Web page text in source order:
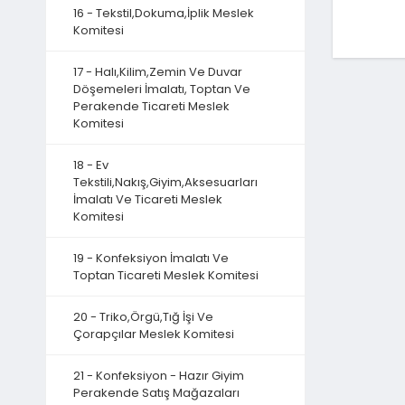
16 - Tekstil,Dokuma,İplik Meslek
Komitesi
17 - Halı,Kilim,Zemin Ve Duvar
Döşemeleri İmalatı, Toptan Ve
Perakende Ticareti Meslek
Komitesi
18 - Ev
Tekstili,Nakış,Giyim,Aksesuarları
İmalatı Ve Ticareti Meslek
Komitesi
19 - Konfeksiyon İmalatı Ve
Toptan Ticareti Meslek Komitesi
20 - Triko,Örgü,Tığ İşi Ve
Çorapçılar Meslek Komitesi
21 - Konfeksiyon - Hazır Giyim
Perakende Satış Mağazaları